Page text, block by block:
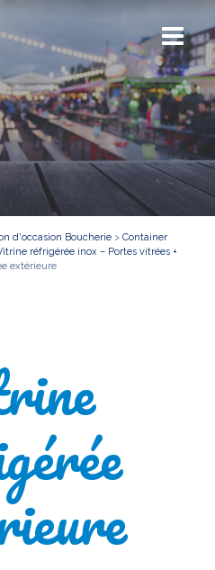
d'occasion Boucherie > Container
réfrigérée inox – Portes vitrées +
extérieure